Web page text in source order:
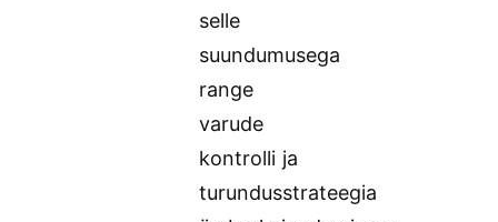
selle
suundumusega
range
varude
kontrolli ja
turundusstrateegia